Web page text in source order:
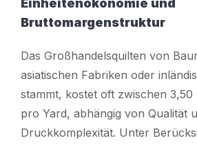
Einheitenökonomie und
Bruttomargenstruktur
Das Großhandelsquilten von
asiatischen Fabriken oder
stammt, kostet oft zwischen
pro Yard, abhängig von Qualität
Druckkomplexität. Unter